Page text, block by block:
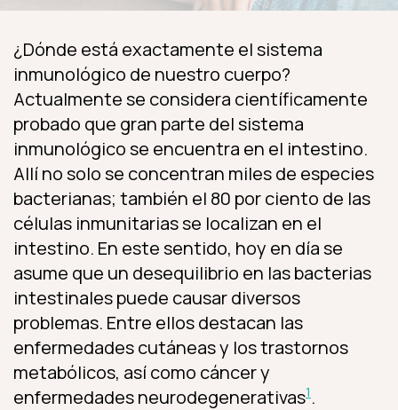
¿Dónde está exactamente el sistema
inmunológico de nuestro cuerpo?
Actualmente se considera científicamente
probado que gran parte del sistema
inmunológico se encuentra en el intestino.
Allí no solo se concentran miles de especies
bacterianas; también el 80 por ciento de las
células inmunitarias se localizan en el
intestino. En este sentido, hoy en día se
asume que un desequilibrio en las bacterias
intestinales puede causar diversos
problemas. Entre ellos destacan las
enfermedades cutáneas y los trastornos
metabólicos, así como cáncer y
enfermedades neurodegenerativas1.